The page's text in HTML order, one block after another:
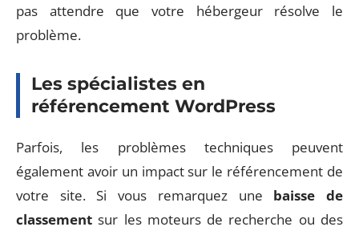
pas attendre que votre hébergeur résolve le
problème.
Les spécialistes en
référencement WordPress
Parfois, les problèmes techniques peuvent
également avoir un impact sur le référencement de
votre site. Si vous remarquez une baisse de
classementsur les moteurs de recherche ou des